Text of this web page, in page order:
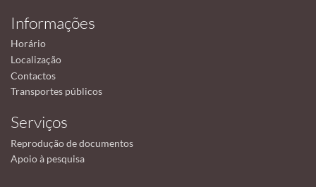
Informações
Horário
Localização
Contactos
Transportes públicos
Serviços
Reprodução de documentos
Apoio à pesquisa